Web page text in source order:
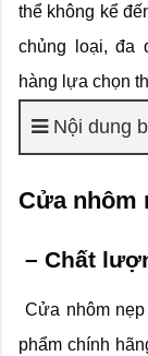
thể không kể
chủng loại, đa
hàng lựa chọn
Nội dung
Cửa nhôm
– Chất
Cửa nhôm
phẩm chính